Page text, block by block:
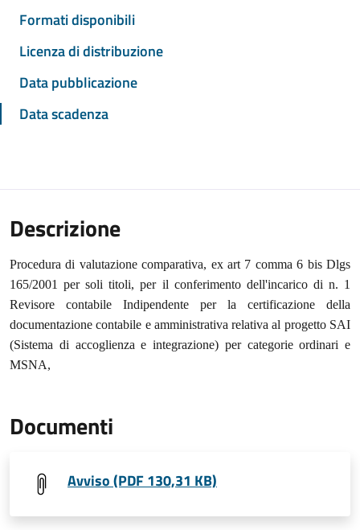
Formati disponibili
Licenza di distribuzione
Data pubblicazione
Data scadenza
Descrizione
Procedura di valutazione comparativa, ex art 7 comma 6 bis Dlgs
165/2001 per soli titoli, per il conferimento dell'incarico di n. 1
Revisore contabile Indipendente per la certificazione della
documentazione contabile e amministrativa relativa al progetto SAI
(Sistema di accoglienza e integrazione) per categorie ordinari e
MSNA,
Documenti
Avviso (PDF 130,31 KB)